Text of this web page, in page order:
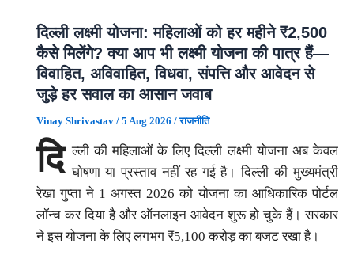
और
अचानक
ईमानदार
हुई
दिल्ली लक्ष्मी योजना: महिलाओं को हर महीने ₹2,500
कैसे मिलेंगे? क्या आप भी लक्ष्मी योजना की पात्र हैं—
विवाहित, अविवाहित, विधवा, संपत्ति और आवेदन से
जुड़े हर सवाल का आसान जवाब
Vinay Shrivastav / 5 Aug 2026 /राजनीति
दि ल्ली की महिलाओं के लिए दिल्ली लक्ष्मी योजना अब केवल
घोषणा या प्रस्ताव नहीं रह गई है। दिल्ली की मुख्यमंत्री
रेखा गुप्ता ने 1 अगस्त 2026 को योजना का आधिकारिक पोर्टल
लॉन्च कर दिया है और ऑनलाइन आवेदन शुरू हो चुके हैं। सरकार
ने इस योजना के लिए लगभग ₹5,100 करोड़ का बजट रखा है।